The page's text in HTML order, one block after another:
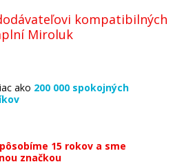
toner
kompatibilných
Miroluk
ako 200 000 spokojných
pôsobíme 15 rokov a sme
značkou